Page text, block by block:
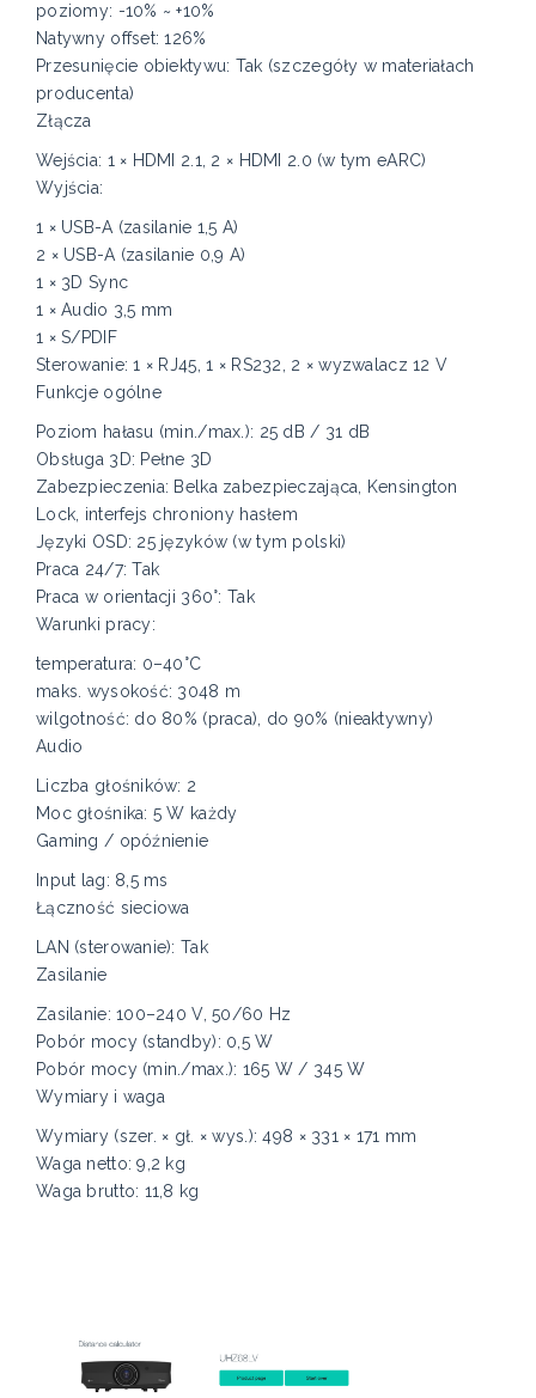
poziomy: -10% ~ +10%
Natywny offset: 126%
Przesunięcie obiektywu: Tak (szczegóły w materiałach
producenta)
Złącza
Wejścia: 1 × HDMI 2.1, 2 × HDMI 2.0 (w tym eARC)
Wyjścia:
1 × USB-A (zasilanie 1,5 A)
2 × USB-A (zasilanie 0,9 A)
1 × 3D Sync
1 × Audio 3,5 mm
1 × S/PDIF
Sterowanie: 1 × RJ45, 1 × RS232, 2 × wyzwalacz 12 V
Funkcje ogólne
Poziom hałasu (min./max.): 25 dB / 31 dB
Obsługa 3D: Pełne 3D
Zabezpieczenia: Belka zabezpieczająca, Kensington
Lock, interfejs chroniony hasłem
Języki OSD: 25 języków (w tym polski)
Praca 24/7: Tak
Praca w orientacji 360°: Tak
Warunki pracy:
temperatura: 0–40°C
maks. wysokość: 3048 m
wilgotność: do 80% (praca), do 90% (nieaktywny)
Audio
Liczba głośników: 2
Moc głośnika: 5 W każdy
Gaming / opóźnienie
Input lag: 8,5 ms
Łączność sieciowa
LAN (sterowanie): Tak
Zasilanie
Zasilanie: 100–240 V, 50/60 Hz
Pobór mocy (standby): 0,5 W
Pobór mocy (min./max.): 165 W / 345 W
Wymiary i waga
Wymiary (szer. × gł. × wys.): 498 × 331 × 171 mm
Waga netto: 9,2 kg
Waga brutto: 11,8 kg